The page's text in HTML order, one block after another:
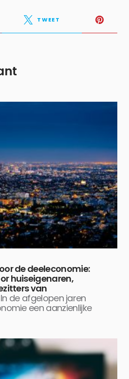
TWEET
de deeleconomie:
huiseigenaren,
van
In de afgelopen jaren
een aanzienlijke